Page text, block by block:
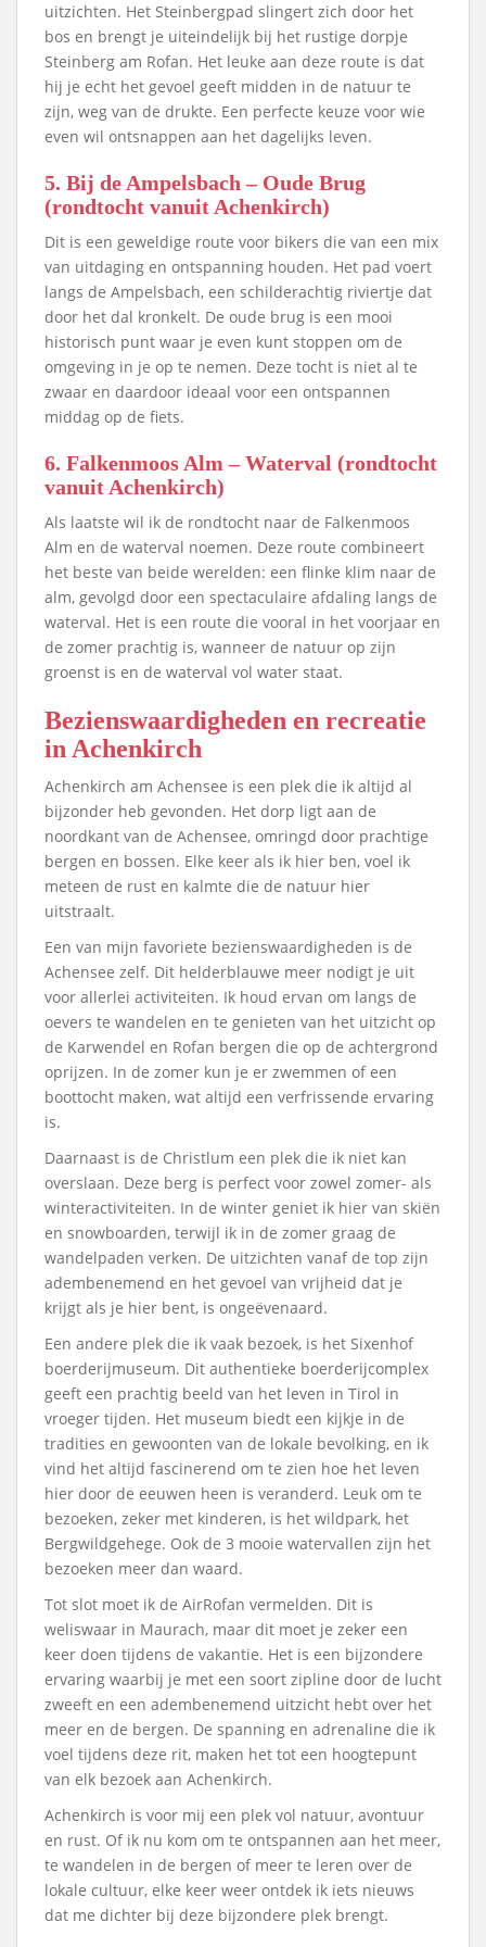
uitzichten. Het Steinbergpad slingert zich door het
bos en brengt je uiteindelijk bij het rustige dorpje
Steinberg am Rofan. Het leuke aan deze route is dat
hij je echt het gevoel geeft midden in de natuur te
zijn, weg van de drukte. Een perfecte keuze voor wie
even wil ontsnappen aan het dagelijks leven.
5. Bij de Ampelsbach – Oude Brug
(rondtocht vanuit Achenkirch)
Dit is een geweldige route voor bikers die van een mix
van uitdaging en ontspanning houden. Het pad voert
langs de Ampelsbach, een schilderachtig riviertje dat
door het dal kronkelt. De oude brug is een mooi
historisch punt waar je even kunt stoppen om de
omgeving in je op te nemen. Deze tocht is niet al te
zwaar en daardoor ideaal voor een ontspannen
middag op de fiets.
6. Falkenmoos Alm – Waterval (rondtocht
vanuit Achenkirch)
Als laatste wil ik de rondtocht naar de Falkenmoos
Alm en de waterval noemen. Deze route combineert
het beste van beide werelden: een flinke klim naar de
alm, gevolgd door een spectaculaire afdaling langs de
waterval. Het is een route die vooral in het voorjaar en
de zomer prachtig is, wanneer de natuur op zijn
groenst is en de waterval vol water staat.
Bezienswaardigheden en recreatie
in Achenkirch
Achenkirch am Achensee is een plek die ik altijd al
bijzonder heb gevonden. Het dorp ligt aan de
noordkant van de Achensee, omringd door prachtige
bergen en bossen. Elke keer als ik hier ben, voel ik
meteen de rust en kalmte die de natuur hier
uitstraalt.
Een van mijn favoriete bezienswaardigheden is de
Achensee zelf. Dit helderblauwe meer nodigt je uit
voor allerlei activiteiten. Ik houd ervan om langs de
oevers te wandelen en te genieten van het uitzicht op
de Karwendel en Rofan bergen die op de achtergrond
oprijzen. In de zomer kun je er zwemmen of een
boottocht maken, wat altijd een verfrissende ervaring
is.
Daarnaast is de Christlum een plek die ik niet kan
overslaan. Deze berg is perfect voor zowel zomer- als
winteractiviteiten. In de winter geniet ik hier van skiën
en snowboarden, terwijl ik in de zomer graag de
wandelpaden verken. De uitzichten vanaf de top zijn
adembenemend en het gevoel van vrijheid dat je
krijgt als je hier bent, is ongeëvenaard.
Een andere plek die ik vaak bezoek, is het Sixenhof
boerderijmuseum. Dit authentieke boerderijcomplex
geeft een prachtig beeld van het leven in Tirol in
vroeger tijden. Het museum biedt een kijkje in de
tradities en gewoonten van de lokale bevolking, en ik
vind het altijd fascinerend om te zien hoe het leven
hier door de eeuwen heen is veranderd. Leuk om te
bezoeken, zeker met kinderen, is het wildpark, het
Bergwildgehege. Ook de 3 mooie watervallen zijn het
bezoeken meer dan waard.
Tot slot moet ik de AirRofan vermelden. Dit is
weliswaar in Maurach, maar dit moet je zeker een
keer doen tijdens de vakantie. Het is een bijzondere
ervaring waarbij je met een soort zipline door de lucht
zweeft en een adembenemend uitzicht hebt over het
meer en de bergen. De spanning en adrenaline die ik
voel tijdens deze rit, maken het tot een hoogtepunt
van elk bezoek aan Achenkirch.
Achenkirch is voor mij een plek vol natuur, avontuur
en rust. Of ik nu kom om te ontspannen aan het meer,
te wandelen in de bergen of meer te leren over de
lokale cultuur, elke keer weer ontdek ik iets nieuws
dat me dichter bij deze bijzondere plek brengt.